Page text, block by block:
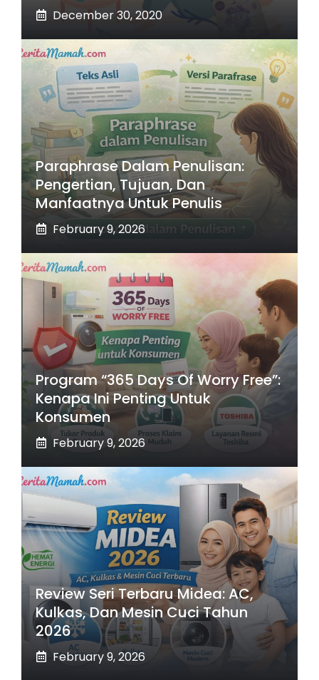
December 30, 2020
Paraphrase Dalam Penulisan:
Pengertian, Tujuan, Dan
Manfaatnya Untuk Penulis
February 9, 2026
Program “365 Days Of Worry Free”:
Kenapa Ini Penting Untuk
Konsumen
February 9, 2026
Review Seri Terbaru Midea: AC,
Kulkas, Dan Mesin Cuci Tahun
2026
February 9, 2026